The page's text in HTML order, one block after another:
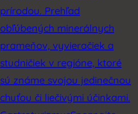
prírodou. Prehľad
obľúbených minerálnych
prameňov, vyvieračiek a
studničiek v regióne, ktoré
sú známe svojou jedinečnou
chuťou či liečivými účinkami.